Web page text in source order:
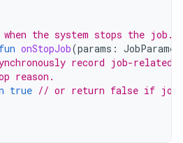
the system stops the job.
fun onStopJob(params :
record job-related
reason.
true // or return false if job